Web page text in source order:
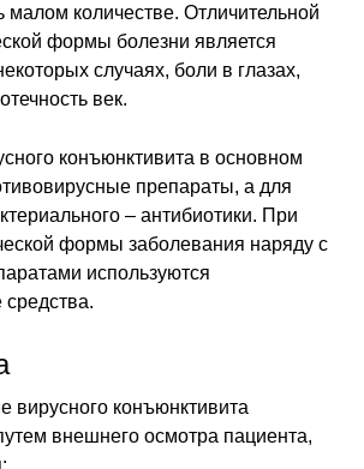
малом количестве. Отличительной
формы болезни является
случаях, боли в глазах,
век.
конъюнктивита в основном
препараты, а для
– антибиотики. При
формы заболевания наряду с
используются
вирусного конъюнктивита
внешнего осмотра пациента,